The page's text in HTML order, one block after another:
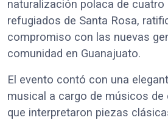
naturalización polaca de cuatro
refugiados de Santa Rosa,
compromiso con las nuevas
comunidad en Guanajuato.
El evento contó con una
musical a cargo de músicos de
que interpretaron piezas